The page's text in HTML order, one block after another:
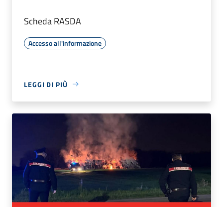
Scheda RASDA
Accesso all'informazione
LEGGI DI PIÙ